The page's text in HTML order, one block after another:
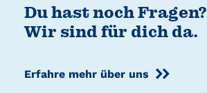
Du hast noch Fragen?
Wir sind für dich da.
Erfahre mehr über uns